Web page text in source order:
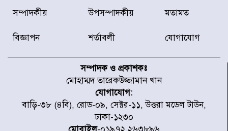
রাজধানীর উত্তরা আঞ্চলিক পাসপোর্ট
অফিসের সামনে দালাল চক্রের ১৩ জন
করেছে র‌্যাব-১
চূড়ান্ত পর্যায়ে : ইরান
প্রত্যেক অপরাধীর বিচার এ দেশেই
হবে, সে যত শক্তিশালীই হোক না কেন,
চট্টগ্রামে জুলাই গণঅভ্যুত্থান দিবসে
সম্পাদকীয় উপসম্পাদকীয় মতামত
বিজ্ঞাপন শর্তাবলী যোগাযোগ
সম্পাদক ও প্রকাশকঃ
মোহাম্মদ তারেকউজ্জামান খান
যোগাযোগ:
বাড়ি-৩৮ (৪বি), রোড-০৯, সেক্টর-১১, উত্তরা মডেল টাউন,
ঢাকা-১২৩০